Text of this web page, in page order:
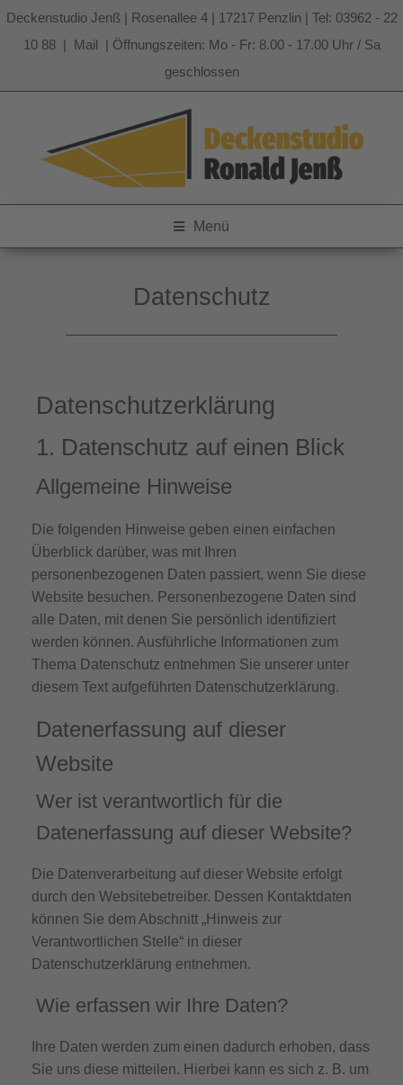
Deckenstudio Jenß | Rosenallee 4 | 17217 Penzlin | Tel: 03962 - 22
10 88 | Mail | Öffnungszeiten: Mo - Fr: 8.00 - 17.00 Uhr / Sa
geschlossen
Menü
Datenschutz
Datenschutz­erklärung
1. Datenschutz auf einen Blick
Allgemeine Hinweise
Die folgenden Hinweise geben einen einfachen
Überblick darüber, was mit Ihren
personenbezogenen Daten passiert, wenn Sie diese
Website besuchen. Personenbezogene Daten sind
alle Daten, mit denen Sie persönlich identifiziert
werden können. Ausführliche Informationen zum
Thema Datenschutz entnehmen Sie unserer unter
diesem Text aufgeführten Datenschutzerklärung.
Datenerfassung auf dieser
Website
Wer ist verantwortlich für die
Datenerfassung auf dieser Website?
Die Datenverarbeitung auf dieser Website erfolgt
durch den Websitebetreiber. Dessen Kontaktdaten
können Sie dem Abschnitt „Hinweis zur
Verantwortlichen Stelle“ in dieser
Datenschutzerklärung entnehmen.
Wie erfassen wir Ihre Daten?
Ihre Daten werden zum einen dadurch erhoben, dass
Sie uns diese mitteilen. Hierbei kann es sich z. B. um